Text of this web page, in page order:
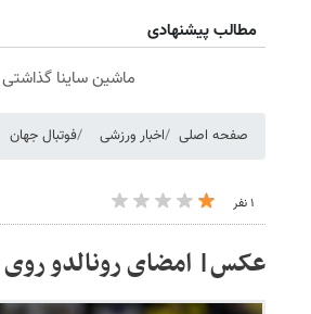
مطالب پیشنهادی
ماشین ساینا
صفحه اصلی اخبار ورزشی فوتبال جهان
۱ نفر
عکس| امضای رونالدو